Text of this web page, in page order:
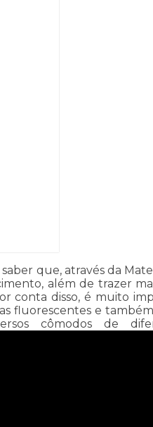
que, através da
além de trazer
conta disso, é muito
fluorescentes e
cômodos de